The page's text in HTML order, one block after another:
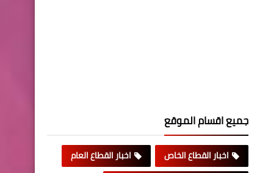
جميع اقسام الموقع
اخبار القطاع الخاص
اخبار القطاع العام